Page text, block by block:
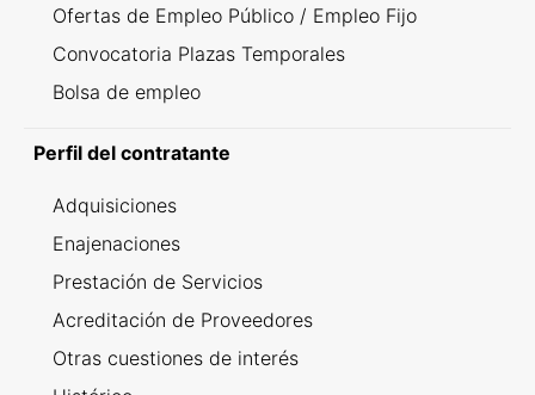
Ofertas de Empleo Público / Empleo Fijo
Convocatoria Plazas Temporales
Bolsa de empleo
Perfil del contratante
Adquisiciones
Enajenaciones
Prestación de Servicios
Acreditación de Proveedores
Otras cuestiones de interés